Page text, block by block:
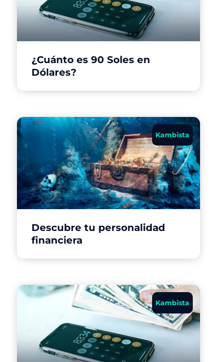
¿Cuánto es 90 Soles en
Dólares?
Kambista
Descubre tu personalidad
financiera
Kambista